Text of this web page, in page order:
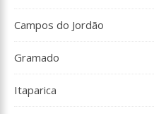
Campos do Jordão
Gramado
Itaparica